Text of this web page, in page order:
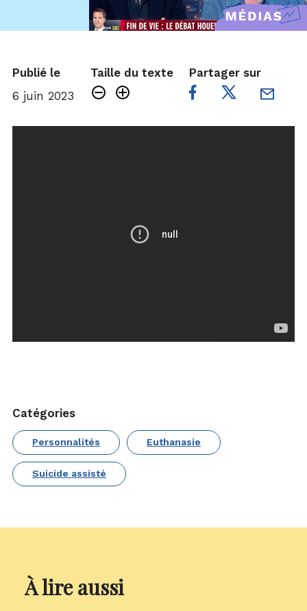
Publié le
6 juin 2023
Taille du texte Partager sur
Catégories
Personnalités Euthanasie
Suicide assisté
À lire aussi